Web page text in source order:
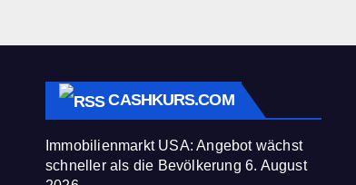
CASHKURS.COM
Immobilienmarkt USA: Angebot wächst
schneller als die Bevölkerung 6. August